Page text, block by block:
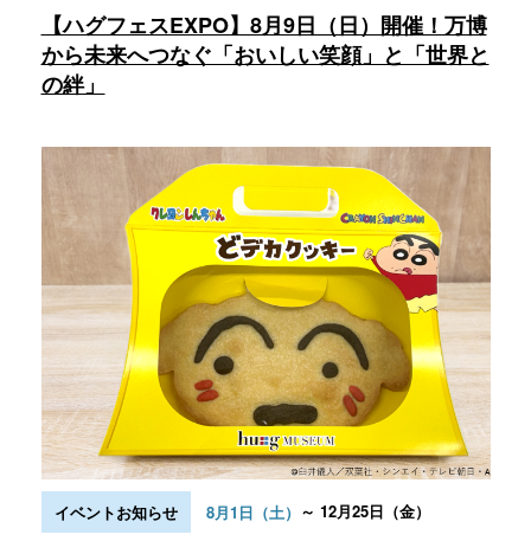
【ハグフェスEXPO】8月9日（日）開催！万博
から未来へつなぐ「おいしい笑顔」と「世界と
の絆」
イベントお知らせ 8月1日（土） ～ 12月25日（金）